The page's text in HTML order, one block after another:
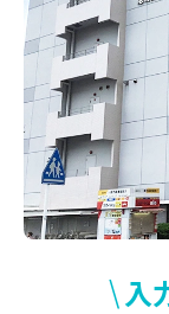
\ 入